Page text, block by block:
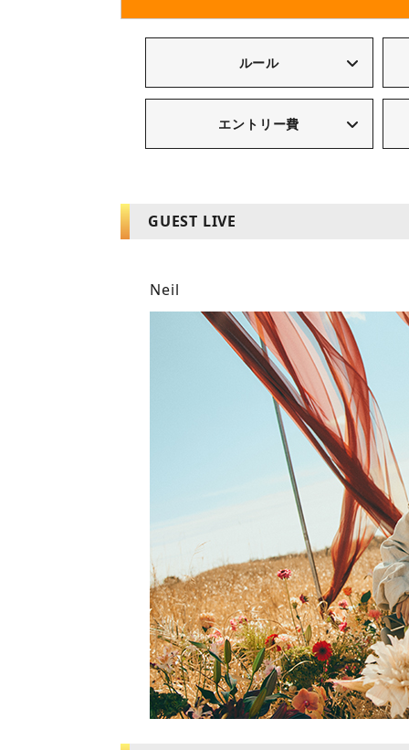
ルール
エントリー費
GUEST LIVE
Neil